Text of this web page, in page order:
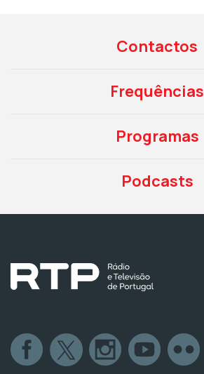
Contactos
Frequências
Programas
Podcasts